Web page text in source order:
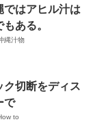
ではアヒル汁は
ある。
縄汁物
ク切断をディス
で
to